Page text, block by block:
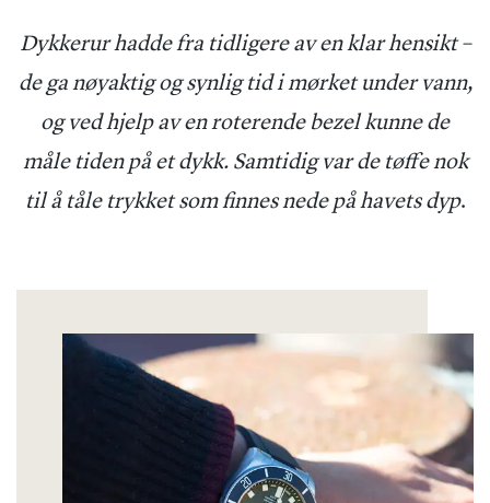
Dykkerur hadde fra tidligere av en klar hensikt –
de ga nøyaktig og synlig tid i mørket under vann,
og ved hjelp av en roterende bezel kunne de
måle tiden på et dykk. Samtidig var de tøffe nok
til å tåle trykket som finnes nede på havets dyp.